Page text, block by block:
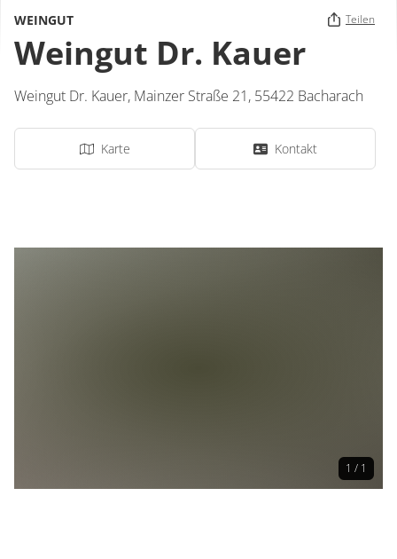
WEINGUT Teilen
Weingut Dr. Kauer
Weingut Dr. Kauer, Mainzer Straße 21, 55422 Bacharach
Karte Kontakt
1 / 1